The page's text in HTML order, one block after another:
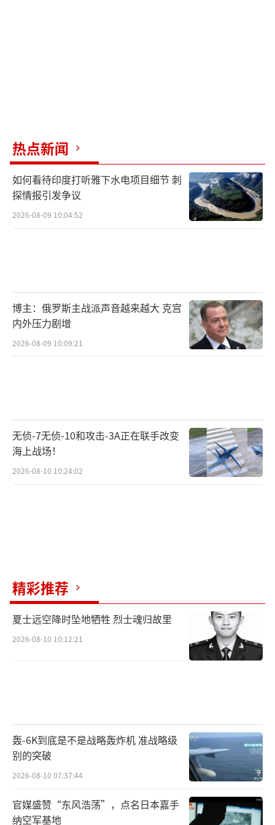
热点新闻
如何看待印度打听雅下水电项目细节 刺
探情报引发争议
2026-08-09 10:04:52
博主：俄罗斯主战派声音越来越大 克宫
内外压力剧增
2026-08-09 10:09:21
无侦-7无侦-10和攻击-3A正在联手改变
海上战场！
2026-08-10 10:24:02
精彩推荐
夏士远空降时坠地牺牲 烈士魂归故里
2026-08-10 10:12:21
轰-6K到底是不是战略轰炸机 准战略级
别的突破
2026-08-10 07:37:44
官媒盛赞“东风浩荡”，点名日本嘉手
纳空军基地